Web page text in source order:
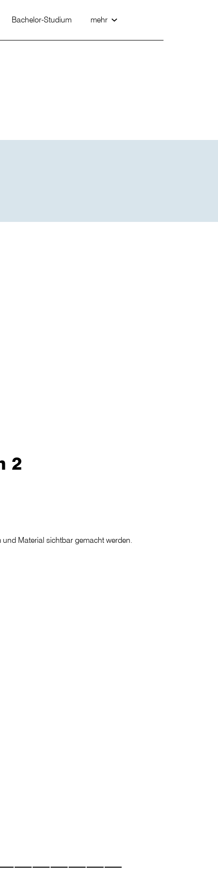
Bachelor-Studium mehr
2
Material sichtbar gemacht werden.